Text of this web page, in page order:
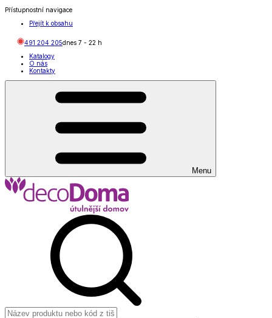
Přístupnostní navigace
Přejít k obsahu
491 204 205dnes 7 - 22 h
Katalogy
O nás
Kontakty
Menu